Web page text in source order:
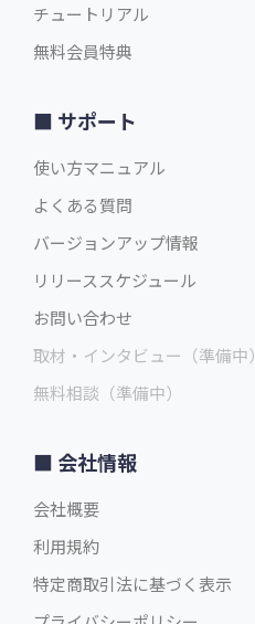
チュートリアル
無料会員特典
サポート
使い方マニュアル
よくある質問
バージョンアップ情報
リリーススケジュール
お問い合わせ
取材・インタビュー（準備中）
無料相談（準備中）
会社情報
会社概要
利用規約
特定商取引法に基づく表示